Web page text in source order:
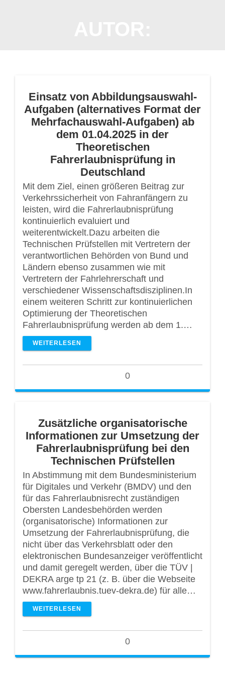
Einsatz von Abbildungsauswahl-
Aufgaben (alternatives Format der
Mehrfachauswahl-Aufgaben) ab
dem 01.04.2025 in der
Theoretischen
Fahrerlaubnisprüfung in
Deutschland
Mit dem Ziel, einen größeren Beitrag zur
Verkehrssicherheit von Fahranfängern zu
leisten, wird die Fahrerlaubnisprüfung
kontinuierlich evaluiert und
weiterentwickelt.Dazu arbeiten die
Technischen Prüfstellen mit Vertretern der
verantwortlichen Behörden von Bund und
Ländern ebenso zusammen wie mit
Vertretern der Fahrlehrerschaft und
verschiedener Wissenschaftsdisziplinen.In
einem weiteren Schritt zur kontinuierlichen
Optimierung der Theoretischen
Fahrerlaubnisprüfung werden ab dem 1.…
WEITERLESEN
0
Zusätzliche organisatorische
Informationen zur Umsetzung der
Fahrerlaubnisprüfung bei den
Technischen Prüfstellen
In Abstimmung mit dem Bundesministerium
für Digitales und Verkehr (BMDV) und den
für das Fahrerlaubnisrecht zuständigen
Obersten Landesbehörden werden
(organisatorische) Informationen zur
Umsetzung der Fahrerlaubnisprüfung, die
nicht über das Verkehrsblatt oder den
elektronischen Bundesanzeiger veröffentlicht
und damit geregelt werden, über die TÜV |
DEKRA arge tp 21 (z. B. über die Webseite
www.fahrerlaubnis.tuev-dekra.de) für alle…
WEITERLESEN
0